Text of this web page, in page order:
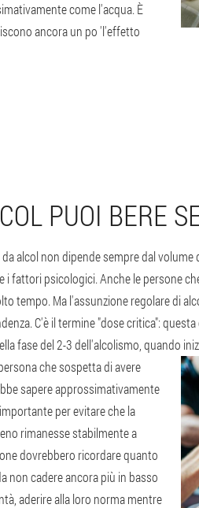
come l'acqua. È
ancora un po 'l'effetto
PUOI BERE
alcol non dipende sempre dal
i fattori psicologici. Anche le persone
tempo. Ma l'assunzione regolare di
C'è il termine "dose critica":
fase del 2-3 dell'alcolismo, quando
che sospetta di avere
sapere approssimativamente
per evitare che la
rimanesse stabilmente a
dovrebbero ricordare quanto
non cadere ancora più in basso
aderire alla loro norma mentre